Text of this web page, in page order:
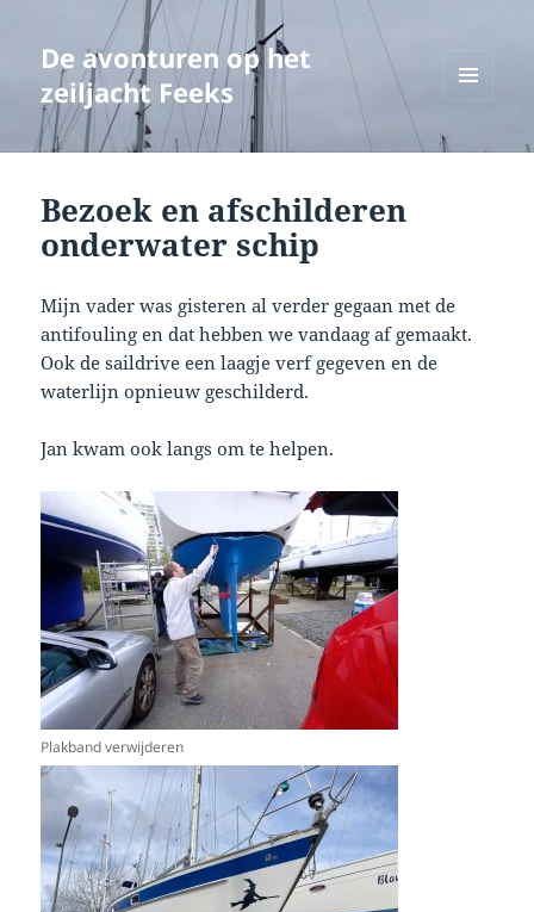
De avonturen op het
zeiljacht Feeks
WIDGETS
Bezoek en afschilderen
onderwater schip
Mijn vader was gisteren al verder gegaan met de
antifouling en dat hebben we vandaag af gemaakt.
Ook de saildrive een laagje verf gegeven en de
waterlijn opnieuw geschilderd.
Jan kwam ook langs om te helpen.
Plakband verwijderen